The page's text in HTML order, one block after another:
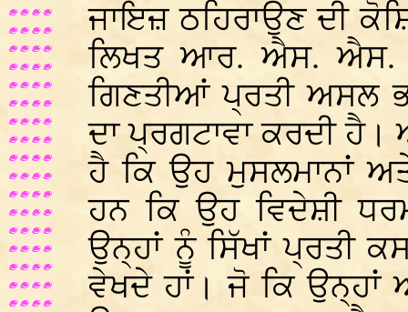
ਜਾਇਜ਼ ਠਹਿਰਾਉਣ ਦੀ
ਲਿਖਤ ਆਰ. ਐਸ. ਐਸ.
ਗਿਣਤੀਆਂ ਪ੍ਰਤੀ ਅਸਲ
ਦਾ ਪ੍ਰਗਟਾਵਾ ਕਰਦੀ
ਹੈ ਕਿ ਉਹ ਮੁਸਲਮਾਨਾਂ
ਹਨ ਕਿ ਉਹ ਵਿਦੇਸ਼ੀ
ਉਨ੍ਹਾਂ ਨੂੰ ਸਿੱਖਾਂ ਪ੍ਰਤੀ
ਵੇਖਦੇ ਹਾਂ। ਜੋ ਕਿ ਉਨ੍ਹਾਂ